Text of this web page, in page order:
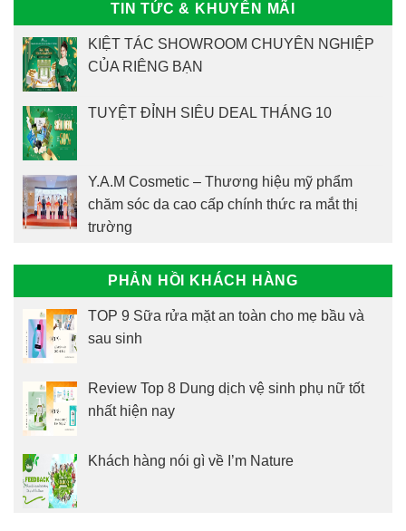
TIN TỨC & KHUYẾN MÃI
KIỆT TÁC SHOWROOM CHUYÊN NGHIỆP
CỦA RIÊNG BẠN
TUYỆT ĐỈNH SIÊU DEAL THÁNG 10
Y.A.M Cosmetic – Thương hiệu mỹ phẩm
chăm sóc da cao cấp chính thức ra mắt thị
trường
PHẢN HỒI KHÁCH HÀNG
TOP 9 Sữa rửa mặt an toàn cho mẹ bầu và
sau sinh
Review Top 8 Dung dịch vệ sinh phụ nữ tốt
nhất hiện nay
Khách hàng nói gì về I’m Nature